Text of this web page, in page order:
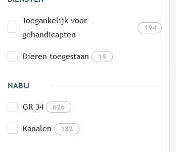
Toegankelijk voor
gehandicapten
194
Dieren toegestaan 19
NABIJ
GR 34 626
Kanalen 182